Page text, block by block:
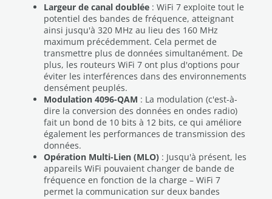
Largeur de canal doublée : WiFi 7 exploite tout le
potentiel des bandes de fréquence, atteignant
ainsi jusqu'à 320 MHz au lieu des 160 MHz
maximum précédemment. Cela permet de
transmettre plus de données simultanément. De
plus, les routeurs WiFi 7 ont plus d'options pour
éviter les interférences dans des environnements
densément peuplés.
Modulation 4096-QAM : La modulation (c'est-à-
dire la conversion des données en ondes radio)
fait un bond de 10 bits à 12 bits, ce qui améliore
également les performances de transmission des
données.
Opération Multi-Lien (MLO) : Jusqu'à présent, les
appareils WiFi pouvaient changer de bande de
fréquence en fonction de la charge – WiFi 7
permet la communication sur deux bandes